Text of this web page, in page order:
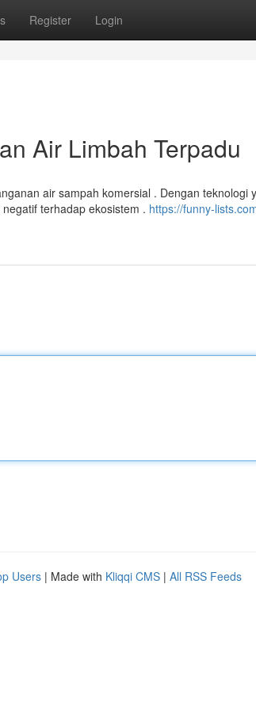
Register Login
Air Limbah Terpadu
air sampah komersial . Dengan teknologi
terhadap ekosistem . https://funny-
Users | Made with Kliqqi CMS | All RSS Feeds